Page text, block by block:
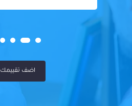
اضف تقييمك